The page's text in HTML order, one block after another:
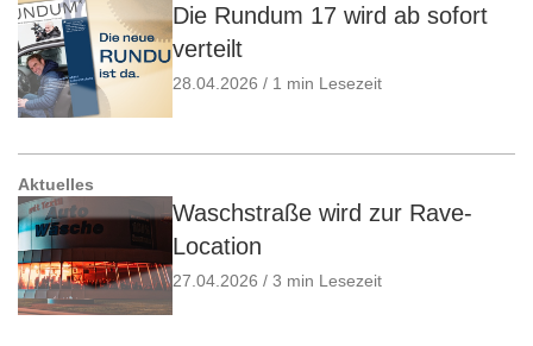
Die Rundum 17 wird ab sofort
verteilt
28.04.2026 / 1 min Lesezeit
Aktuelles
Waschstraße wird zur Rave-
Location
27.04.2026 / 3 min Lesezeit